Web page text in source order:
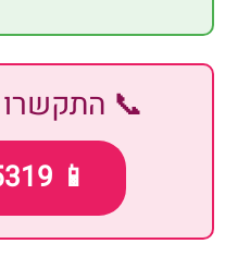
📞 התקשרו
📱 050-763-5319